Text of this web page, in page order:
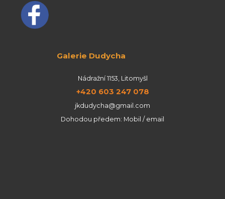
Galerie Dudycha
Nádražní 1153, Litomyšl
+420 603 247 078
jkdudycha@gmail.com
Dohodou předem: Mobil / email